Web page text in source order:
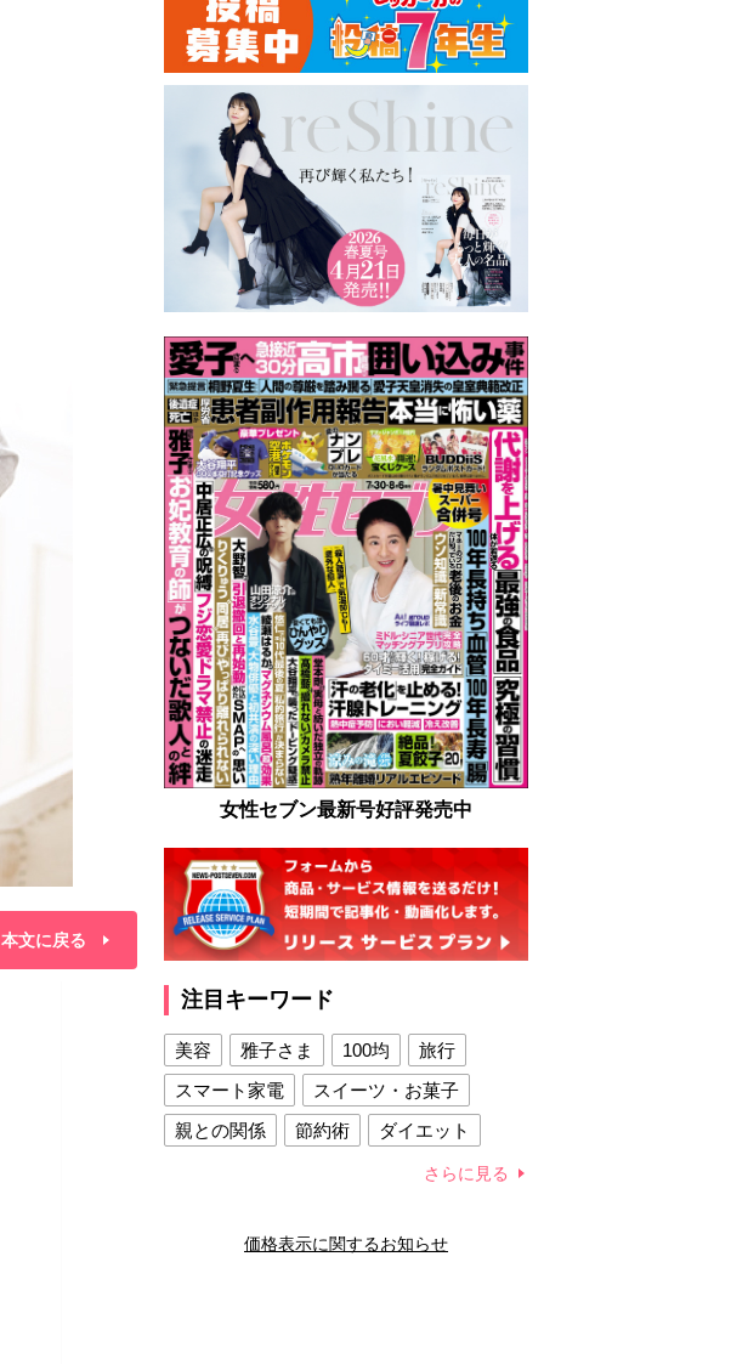
本文に戻る
女性セブン最新号好評発売中
注目キーワード
美容 雅子さま 100均
旅行
スマート家電
スイーツ・お菓子
親との関係
節約術
ダイエット
夫との関係
新津春子 どか食い
さらに見る
価格表示に関するお知らせ